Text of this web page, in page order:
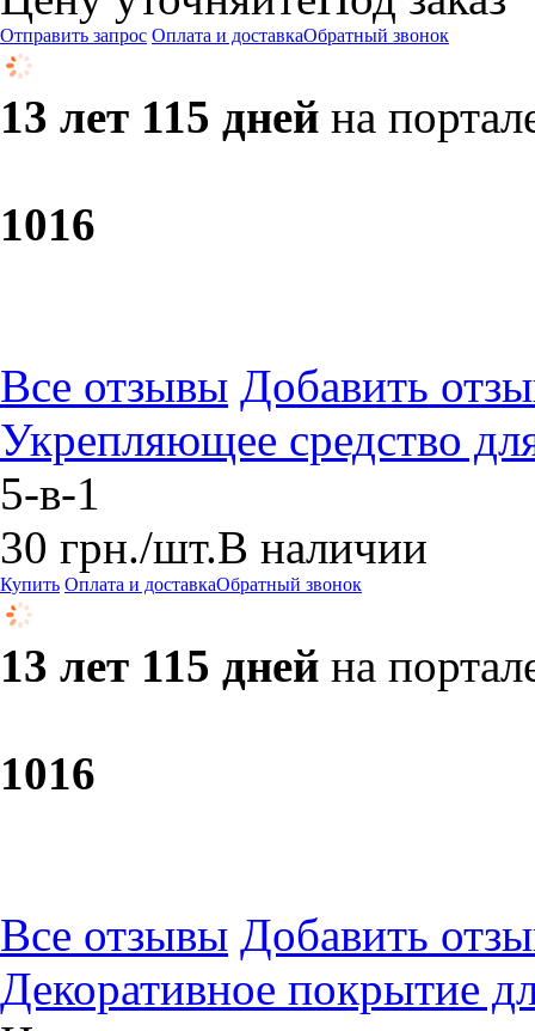
Отправить запрос Оплата и доставкаОбратный звонок
13 лет 115 дней на
1016
Все отзывы Добавить
Укрепляющее средство
5-в-1
30 грн./шт.В наличии
Купить Оплата и доставкаОбратный звонок
13 лет 115 дней на
1016
Все отзывы Добавить
Декоративное покрытие